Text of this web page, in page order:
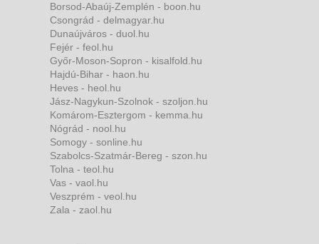
Borsod-Abaúj-Zemplén - boon.hu
Csongrád - delmagyar.hu
Dunaújváros - duol.hu
Fejér - feol.hu
Győr-Moson-Sopron - kisalfold.hu
Hajdú-Bihar - haon.hu
Heves - heol.hu
Jász-Nagykun-Szolnok - szoljon.hu
Komárom-Esztergom - kemma.hu
Nógrád - nool.hu
Somogy - sonline.hu
Szabolcs-Szatmár-Bereg - szon.hu
Tolna - teol.hu
Vas - vaol.hu
Veszprém - veol.hu
Zala - zaol.hu